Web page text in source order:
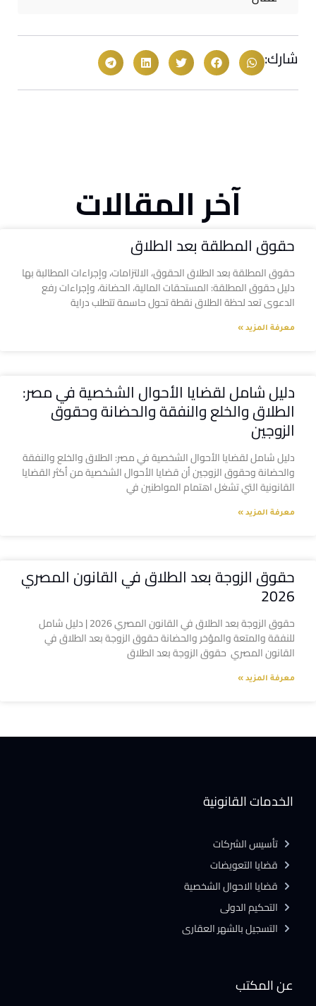
شارك:
آخر المقالات
حقوق المطلقة بعد الطلاق
حقوق المطلقة بعد الطلاق الحقوق، الالتزامات، وإجراءات المطالبة بها
دليل حقوق المطلقة: المستحقات المالية، الحضانة، وإجراءات رفع
الدعوى تعد لحظة الطلاق نقطة تحول حاسمة تتطلب دراية
معرفة المزيد »
دليل شامل لقضايا الأحوال الشخصية في مصر:
الطلاق والخلع والنفقة والحضانة وحقوق
الزوجين
دليل شامل لقضايا الأحوال الشخصية في مصر: الطلاق والخلع والنفقة
والحضانة وحقوق الزوجين أن قضايا الأحوال الشخصية من أكثر القضايا
القانونية التي تشغل اهتمام المواطنين في
معرفة المزيد »
حقوق الزوجة بعد الطلاق في القانون المصري
2026
حقوق الزوجة بعد الطلاق في القانون المصري 2026 | دليل شامل
للنفقة والمتعة والمؤخر والحضانة حقوق الزوجة بعد الطلاق في
القانون المصري حقوق الزوجة بعد الطلاق
معرفة المزيد »
عن المكتب
الخدمات القانونية
تأسيس الشركات
قضايا التعويضات
قضايا الاحوال الشخصية
التحكيم الدولى
التسجيل بالشهر العقارى